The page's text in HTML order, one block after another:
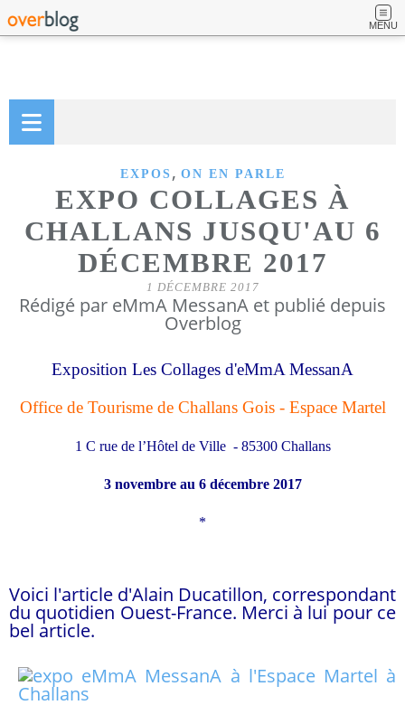
MENU
EXPOS , ON EN PARLE
EXPO COLLAGES À
CHALLANS JUSQU'AU 6
DÉCEMBRE 2017
1 DÉCEMBRE 2017
Rédigé par eMmA MessanA et publié depuis
Overblog
Exposition Les Collages d'eMmA MessanA
Office de Tourisme de Challans Gois - Espace Martel
1 C rue de l’Hôtel de Ville - 85300 Challans
3 novembre au 6 décembre 2017
*
Voici l'article d'Alain Ducatillon, correspondant
du quotidien Ouest-France. Merci à lui pour ce
bel article.